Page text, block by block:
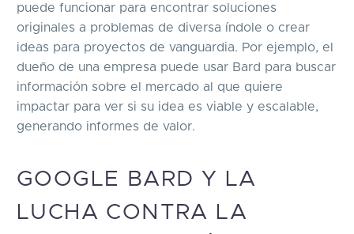
puede funcionar para encontrar soluciones
originales a problemas de diversa índole o crear
ideas para proyectos de vanguardia. Por ejemplo, el
dueño de una empresa puede usar Bard para buscar
información sobre el mercado al que quiere
impactar para ver si su idea es viable y escalable,
generando informes de valor.
GOOGLE BARD Y LA
LUCHA CONTRA LA